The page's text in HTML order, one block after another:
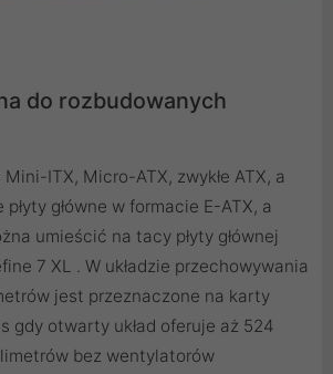
do rozbudowanych
Mini-ITX, Micro-ATX, zwykłe ATX, a
główne w formacie E-ATX, a
umieścić na tacy płyty głównej
7 XL . W układzie przechowywania
jest przeznaczone na karty
gdy otwarty układ oferuje aż 524
bez wentylatorów